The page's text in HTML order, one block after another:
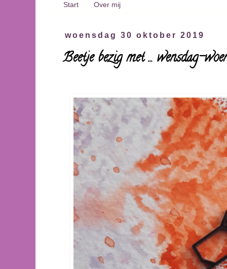
Start Over mij
woensdag 30 oktober 2019
Beetje bezig met ... wensdag-